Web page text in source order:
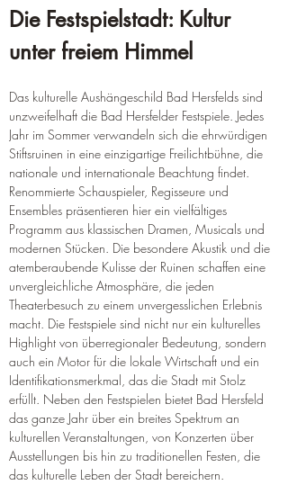
Die Festspielstadt: Kultur
unter freiem Himmel
Das kulturelle Aushängeschild Bad Hersfelds sind
unzweifelhaft die Bad Hersfelder Festspiele. Jedes
Jahr im Sommer verwandeln sich die ehrwürdigen
Stiftsruinen in eine einzigartige Freilichtbühne, die
nationale und internationale Beachtung findet.
Renommierte Schauspieler, Regisseure und
Ensembles präsentieren hier ein vielfältiges
Programm aus klassischen Dramen, Musicals und
modernen Stücken. Die besondere Akustik und die
atemberaubende Kulisse der Ruinen schaffen eine
unvergleichliche Atmosphäre, die jeden
Theaterbesuch zu einem unvergesslichen Erlebnis
macht. Die Festspiele sind nicht nur ein kulturelles
Highlight von überregionaler Bedeutung, sondern
auch ein Motor für die lokale Wirtschaft und ein
Identifikationsmerkmal, das die Stadt mit Stolz
erfüllt. Neben den Festspielen bietet Bad Hersfeld
das ganze Jahr über ein breites Spektrum an
kulturellen Veranstaltungen, von Konzerten über
Ausstellungen bis hin zu traditionellen Festen, die
das kulturelle Leben der Stadt bereichern.